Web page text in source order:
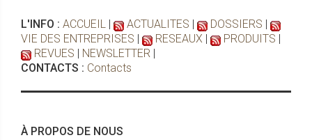
L'INFO : ACCUEIL ACTUALITES DOSSIERS
VIE DES ENTREPRISES
RESEAUX PRODUITS
REVUES
NEWSLETTER
CONTACTS : Contacts
À PROPOS DE NOUS